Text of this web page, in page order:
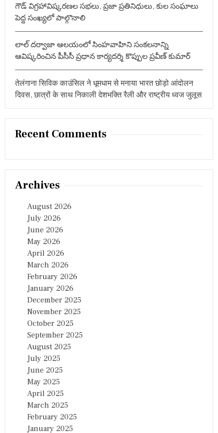
I
S
H
E
T
H
O
U
H
I
గౌడ్ విగ్రహావిష్కరణల సభలు, ప్రజా ప్రతినిధులు, కుల సంఘాలు
పెద్ద సంఖ్యలో పాల్గొనాలి
లాల్ దర్వాజా ఆలయంలో సింహవాహిని సంకలనాన్ని
ఆవిష్కరించిన పీసీసీ ప్రధాన కార్యదర్శి కొప్పుల ప్రవీణ్ కుమార్
तेलंगाना सिविक काउंसिल ने धूमधाम से मनाया भारत छोड़ो आंदोलन
दिवस, छात्रों के साथ निकाली देशभक्ति रैली और राष्ट्रीय ध्वज जुलूस
Recent Comments
Archives
August 2026
July 2026
June 2026
May 2026
April 2026
March 2026
February 2026
January 2026
December 2025
November 2025
October 2025
September 2025
August 2025
July 2025
June 2025
May 2025
April 2025
March 2025
February 2025
January 2025